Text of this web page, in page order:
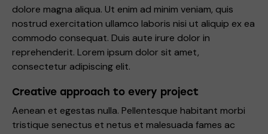
dolore magna aliqua. Ut enim ad minim veniam, quis
nostrud exercitation ullamco laboris nisi ut aliquip ex ea
commodo consequat. Duis aute irure dolor in
reprehenderit. Lorem ipsum dolor sit amet,
consectetur adipiscing elit.
Creative approach to every project
Aenean et egestas nulla. Pellentesque habitant morbi
tristique senectus et netus et malesuada fames ac